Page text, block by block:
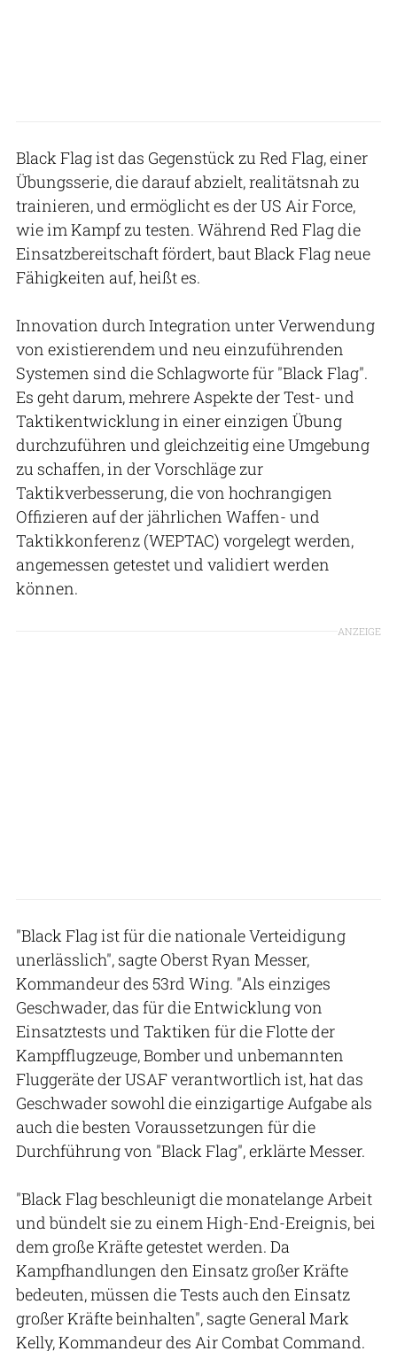
Black Flag ist das Gegenstück zu Red Flag, einer
Übungsserie, die darauf abzielt, realitätsnah zu
trainieren, und ermöglicht es der US Air Force,
wie im Kampf zu testen. Während Red Flag die
Einsatzbereitschaft fördert, baut Black Flag neue
Fähigkeiten auf, heißt es.
Innovation durch Integration unter Verwendung
von existierendem und neu einzuführenden
Systemen sind die Schlagworte für "Black Flag".
Es geht darum, mehrere Aspekte der Test- und
Taktikentwicklung in einer einzigen Übung
durchzuführen und gleichzeitig eine Umgebung
zu schaffen, in der Vorschläge zur
Taktikverbesserung, die von hochrangigen
Offizieren auf der jährlichen Waffen- und
Taktikkonferenz (WEPTAC) vorgelegt werden,
angemessen getestet und validiert werden
können.
ANZEIGE
"Black Flag ist für die nationale Verteidigung
unerlässlich", sagte Oberst Ryan Messer,
Kommandeur des 53rd Wing. "Als einziges
Geschwader, das für die Entwicklung von
Einsatztests und Taktiken für die Flotte der
Kampfflugzeuge, Bomber und unbemannten
Fluggeräte der USAF verantwortlich ist, hat das
Geschwader sowohl die einzigartige Aufgabe als
auch die besten Voraussetzungen für die
Durchführung von "Black Flag", erklärte Messer.
"Black Flag beschleunigt die monatelange Arbeit
und bündelt sie zu einem High-End-Ereignis, bei
dem große Kräfte getestet werden. Da
Kampfhandlungen den Einsatz großer Kräfte
bedeuten, müssen die Tests auch den Einsatz
großer Kräfte beinhalten", sagte General Mark
Kelly, Kommandeur des Air Combat Command.